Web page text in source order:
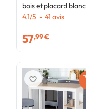
bois et placard blanc
4.1/5 - 41 avis
57,99 €
favorite_border